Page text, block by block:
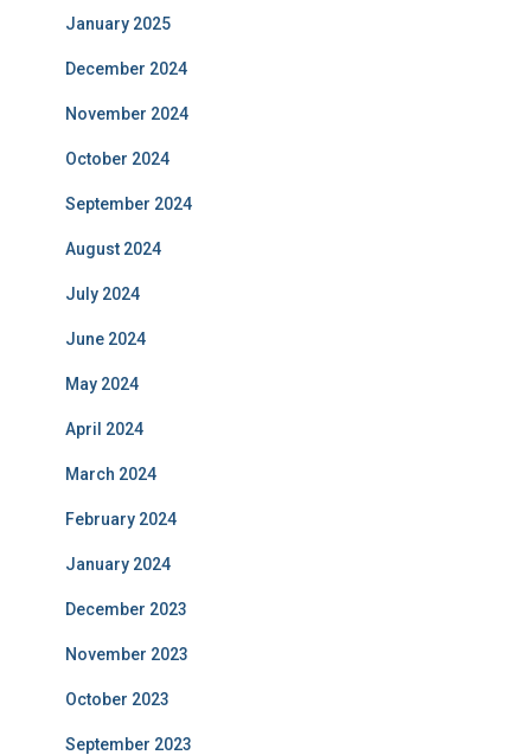
January 2025
December 2024
November 2024
October 2024
September 2024
August 2024
July 2024
June 2024
May 2024
April 2024
March 2024
February 2024
January 2024
December 2023
November 2023
October 2023
September 2023